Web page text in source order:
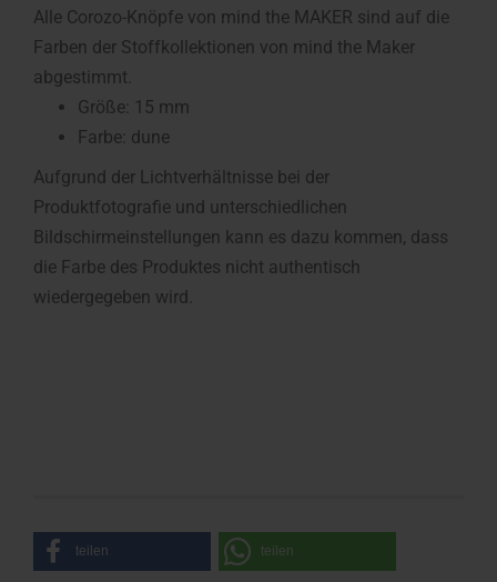
Alle Corozo-Knöpfe von mind the MAKER sind auf die
Farben der Stoffkollektionen von mind the Maker
abgestimmt.
Größe: 15 mm
Farbe: dune
Aufgrund der Lichtverhältnisse bei der
Produktfotografie und unterschiedlichen
Bildschirmeinstellungen kann es dazu kommen, dass
die Farbe des Produktes nicht authentisch
wiedergegeben wird.
teilen teilen